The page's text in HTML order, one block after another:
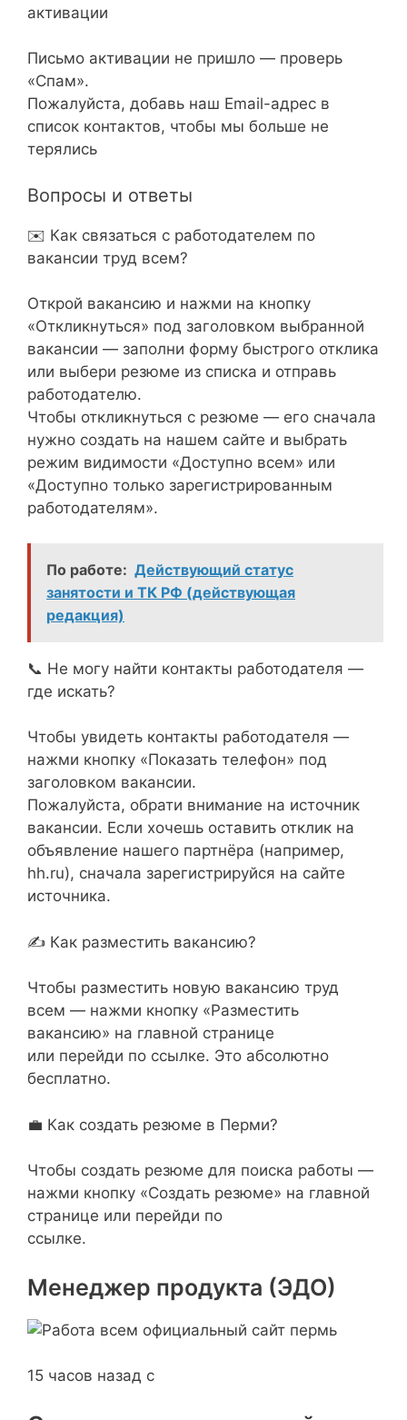
активации
Письмо активации не пришло — проверь
«Спам».
Пожалуйста, добавь наш Email-адрес в
список контактов, чтобы мы больше не
терялись
Вопросы и ответы
✉️ Как связаться с работодателем по
вакансии труд всем?
Открой вакансию и нажми на кнопку
«Откликнуться» под заголовком выбранной
вакансии — заполни форму быстрого отклика
или выбери резюме из списка и отправь
работодателю.
Чтобы откликнуться с резюме — его сначала
нужно создать на нашем сайте и выбрать
режим видимости «Доступно всем» или
«Доступно только зарегистрированным
работодателям».
По работе: Действующий статус
занятости и ТК РФ (действующая
редакция)
📞 Не могу найти контакты работодателя —
где искать?
Чтобы увидеть контакты работодателя —
нажми кнопку «Показать телефон» под
заголовком вакансии.
Пожалуйста, обрати внимание на источник
вакансии. Если хочешь оставить отклик на
объявление нашего партнёра (например,
hh.ru), сначала зарегистрируйся на сайте
источника.
✍ Как разместить вакансию?
Чтобы разместить новую вакансию труд
всем — нажми кнопку «Разместить
вакансию» на главной странице
или перейди по ссылке. Это абсолютно
бесплатно.
💼 Как создать резюме в Перми?
Чтобы создать резюме для поиска работы —
нажми кнопку «Создать резюме» на главной
странице или перейди по
ссылке.
Менеджер продукта (ЭДО)
15 часов назад с